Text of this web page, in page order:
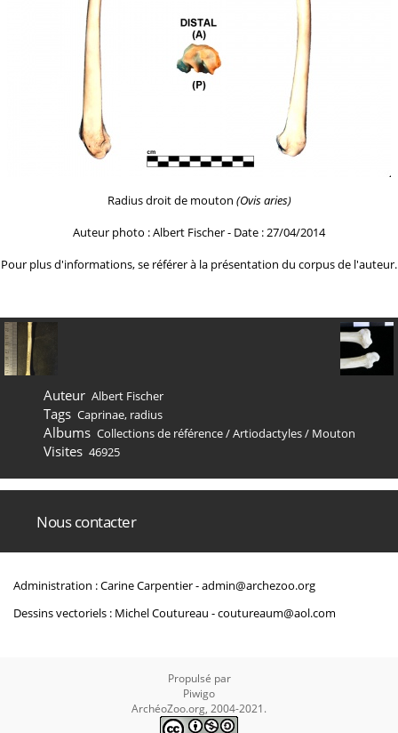
Radius droit de mouton (Ovis aries)
Auteur photo : Albert Fischer - Date : 27/04/2014
Pour plus d'informations, se référer à la présentation du corpus de l'auteur.
Auteur Albert Fischer
Tags Caprinae, radius
Albums Collections de référence/Artiodactyles/ Mouton
Visites 46925
Nous contacter
Administration : Carine Carpentier -admin@archezoo.org
Dessins vectoriels : Michel Coutureau -coutureaum@aol.com
Propulsé par
Piwigo
ArchéoZoo.org, 2004-2021.